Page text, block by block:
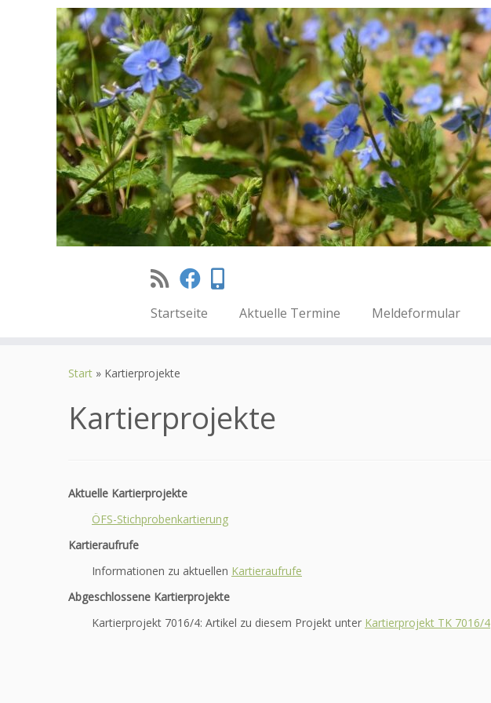
Startseite Aktuelle Termine Meldeformular
Start » Kartierprojekte
Kartierprojekte
Aktuelle Kartierprojekte
ÖFS-Stichprobenkartierung
Kartieraufrufe
Informationen zu aktuellen Kartieraufrufe
Abgeschlossene Kartierprojekte
Kartierprojekt 7016/4: Artikel zu diesem Projekt unter Kartierprojekt TK 7016/4